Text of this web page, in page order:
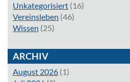
Unkategorisiert (16)
Vereinsleben (46)
Wissen (25)
ARCHIV
August 2026 (1)